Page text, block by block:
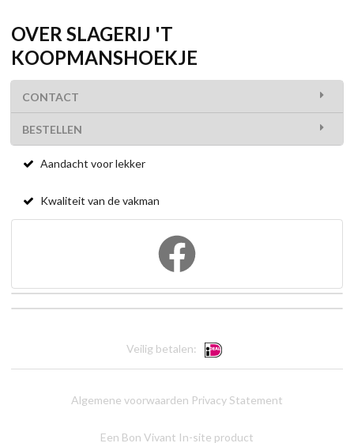
OVER SLAGERIJ 'T
KOOPMANSHOEKJE
CONTACT
BESTELLEN
Aandacht voor lekker
Kwaliteit van de vakman
Veilig betalen:
Algemene voorwaarden Privacy Statement
Een Bon Vivant In-site product